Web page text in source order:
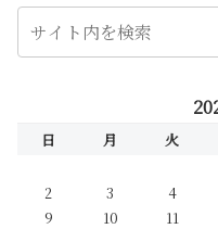
日 月 火
2
3 4
9
10 11